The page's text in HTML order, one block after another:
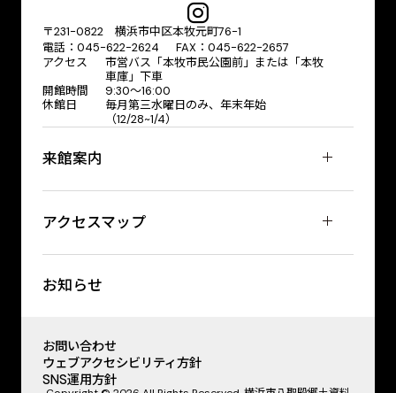
〒231-0822 横浜市中区本牧元町76-1
電話：045-622-2624 FAX：045-622-2657
アクセス
市営バス「本牧市民公園前」または「本牧
車庫」下車
開館時間
9:30〜16:00
休館日
毎月第三水曜日のみ、年末年始
（12/28~1/4）
来館案内
アクセスマップ
お知らせ
お問い合わせ
ウェブアクセシビリティ方針
SNS運用方針